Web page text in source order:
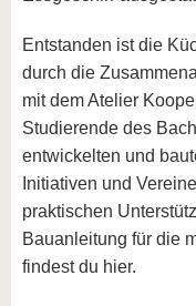
Entstanden ist die
durch die
mit dem Atelier
Studierende des
entwickelten und
Initiativen und
praktischen
Bauanleitung für die
findest du hier.